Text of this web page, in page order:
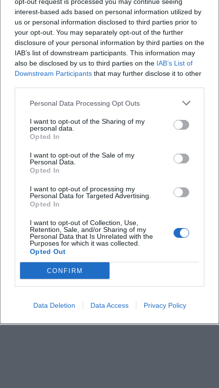
interest-based ads based on personal information utilized by
us or personal information disclosed to third parties prior to
your opt-out. You may separately opt-out of the further
disclosure of your personal information by third parties on the
IAB’s list of downstream participants. This information may
also be disclosed by us to third parties on the IAB’s List of
Downstream Participants that may further disclose it to other
Personal Data Processing Opt Outs
I want to opt-out of the Sharing of my
personal data.
Opted In
I want to opt-out of the Sale of my
Personal Data.
Opted In
I want to opt-out of processing my
Personal Data for Targeted Advertising.
Opted In
I want to opt-out of Collection, Use,
Retention, Sale, and/or Sharing of my
Personal Data that Is Unrelated with the
Purposes for which it was collected.
Opted Out
CONFIRM
Data Deletion Data Access Privacy Policy
Häufig gestellte Fragen
Wie lang ist die Strecke und gibt es Pausen
Welche Ausrüstung wird empfohlen
Wo ist der Treffpunkt und gibt es
Parkmöglichkeiten
Was kostet die Teilnahme